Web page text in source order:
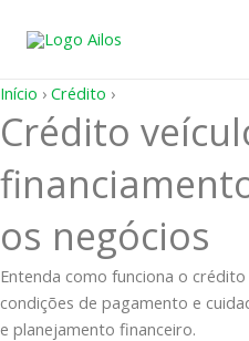
para
conteúdo
Início › Crédito ›
Crédito
os negócios
Entenda como funciona o
condições de pagamento e
e planejamento financeiro.